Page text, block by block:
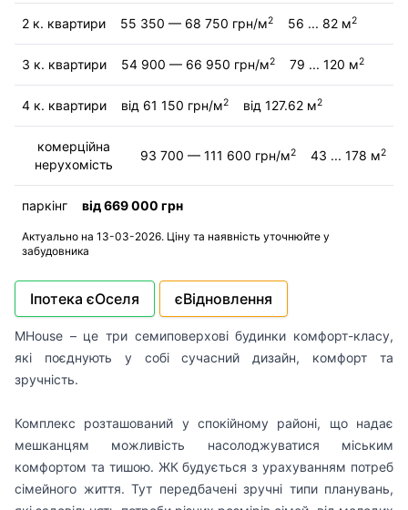
2 к. квартири 55 350 — 68 750 грн/м2 56 ... 82 м2
3 к. квартири 54 900 — 66 950 грн/м2 79 ... 120 м2
4 к. квартири від 61 150 грн/м2 від 127.62 м2
комерційна
нерухомість
93 700 — 111 600 грн/м2 43 ... 178 м2
паркінг від 669 000 грн
Актуально на 13-03-2026. Ціну та наявність уточнюйте у
забудовника
Іпотека єОселя єВідновлення
MHouse – це три семиповерхові будинки комфорт-класу,
які поєднують у собі сучасний дизайн, комфорт та
зручність.
Комплекс розташований у спокійному районі, що надає
мешканцям можливість насолоджуватися міським
комфортом та тишою. ЖК будується з урахуванням потреб
сімейного життя. Тут передбачені зручні типи планувань,